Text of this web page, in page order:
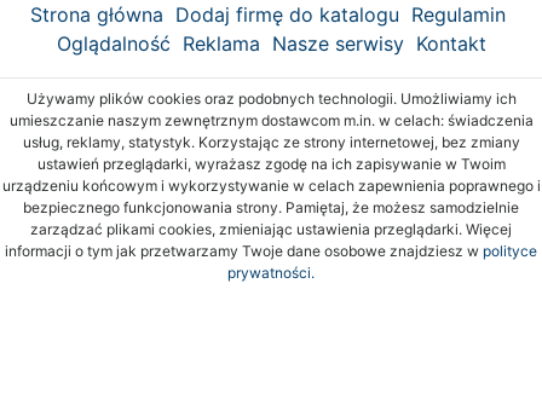
Strona główna Dodaj firmę do katalogu Regulamin
Oglądalność Reklama Nasze serwisy Kontakt
Używamy plików cookies oraz podobnych technologii. Umożliwiamy ich
umieszczanie naszym zewnętrznym dostawcom m.in. w celach: świadczenia
usług, reklamy, statystyk. Korzystając ze strony internetowej, bez zmiany
ustawień przeglądarki, wyrażasz zgodę na ich zapisywanie w Twoim
urządzeniu końcowym i wykorzystywanie w celach zapewnienia poprawnego i
bezpiecznego funkcjonowania strony. Pamiętaj, że możesz samodzielnie
zarządzać plikami cookies, zmieniając ustawienia przeglądarki. Więcej
informacji o tym jak przetwarzamy Twoje dane osobowe znajdziesz w polityce
prywatności.